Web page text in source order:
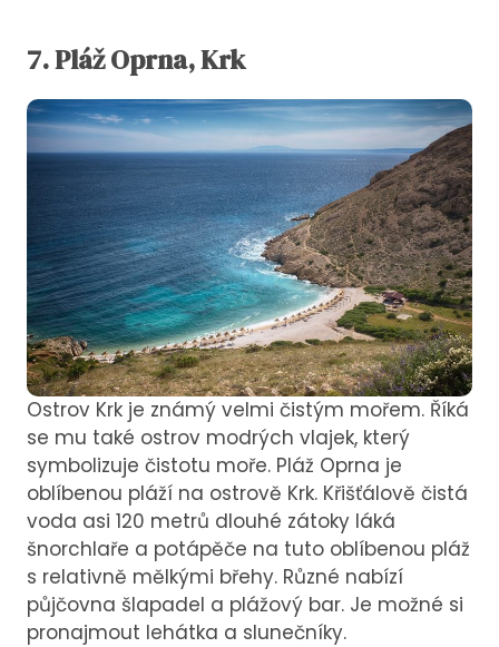
7.PlážOprna, Krk
Ostrov Krk je známý velmi čistým mořem. Říká
se mu také ostrov modrých vlajek, který
symbolizuje čistotu moře. Pláž Oprna je
oblíbenou pláží na ostrově Krk. Křišťálově čistá
voda asi 120 metrů dlouhé zátoky láká
šnorchlaře a potápěče na tuto oblíbenou pláž
s relativně mělkými břehy. Různé nabízí
půjčovna šlapadel a plážový bar. Je možné si
pronajmout lehátka a slunečníky.